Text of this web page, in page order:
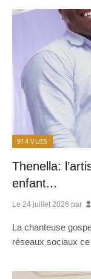
914 VUES
Thenella:
enfant...
Le 24 juillet 2026 par
La chanteuse
réseaux sociaux